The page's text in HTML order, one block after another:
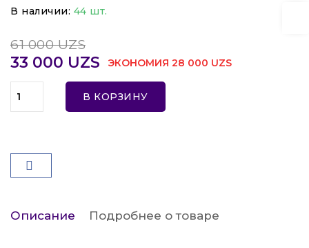
В наличии: 44 шт.
61 000 UZS
33 000 UZS ЭКОНОМИЯ 28 000 UZS
В КОРЗИНУ
Описание Подробнее о товаре